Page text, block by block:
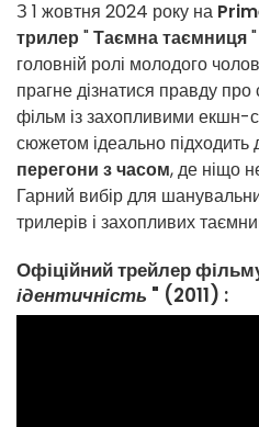
З 1 жовтня 2024 року на
трилер "Таємнатаємниця
головній ролі молодого
прагне дізнатися правду
фільм із захопливими
сюжетом ідеально підходить
перегони з часом, де ніщо
Гарний вибір для
трилерів і захопливих
Офіційний трейлер
ідентичність " (2011) :